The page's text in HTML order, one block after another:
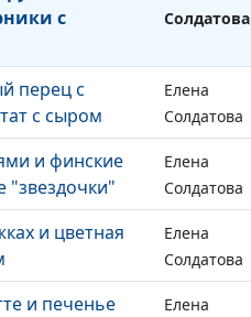
с
Солдатова
перец с
с сыром
Елена
Солдатова
и финские
"звездочки"
Елена
Солдатова
и цветная
Елена
Солдатова
и печенье
Елена